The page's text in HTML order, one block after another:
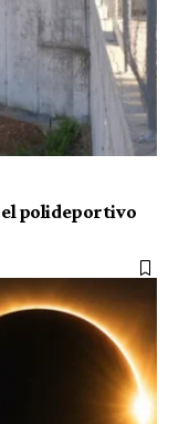
polideportivo